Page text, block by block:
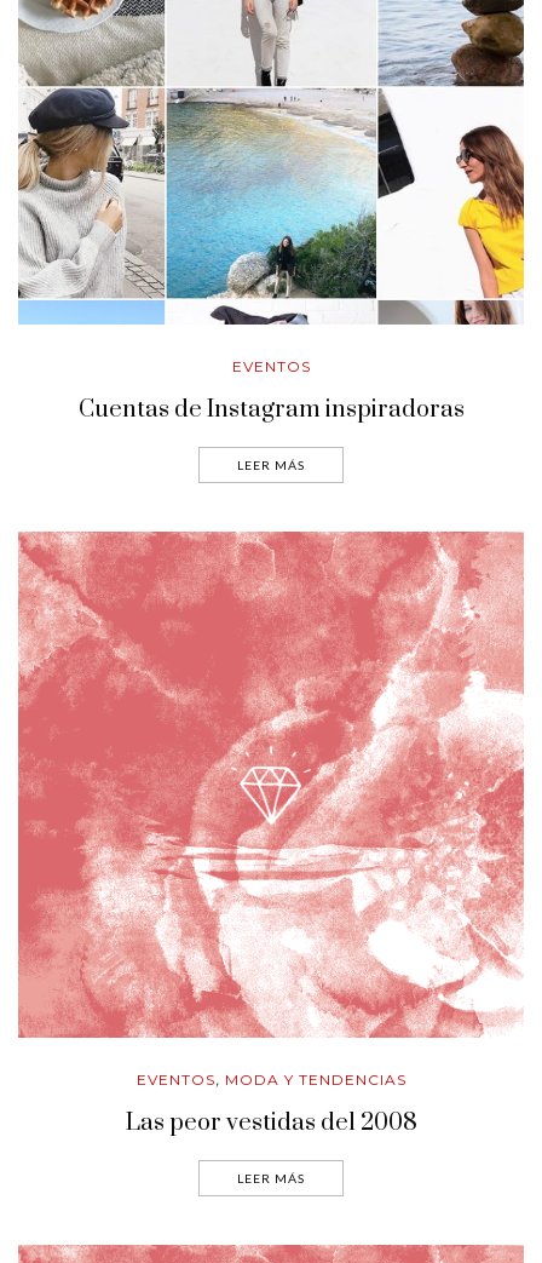
EVENTOS
Cuentas de Instagram inspiradoras
LEER MÁS
EVENTOS, MODA Y TENDENCIAS
Las peor vestidas del 2008
LEER MÁS